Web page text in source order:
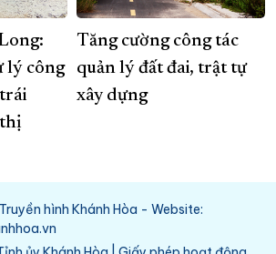
lý công
Tăng cường công tác
quản lý đất đai, trật tự
xây dựng
hình Khánh Hòa - Website: